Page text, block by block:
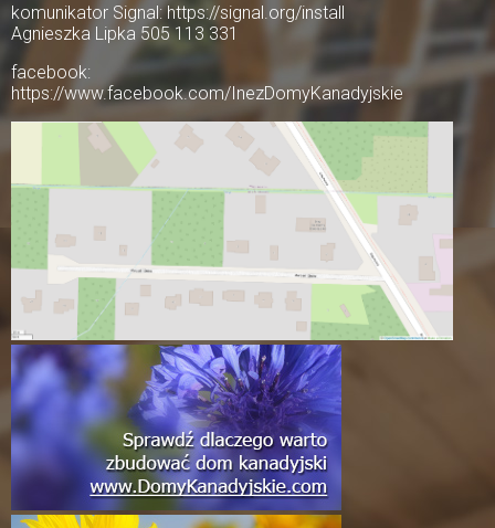
komunikator Signal: https://signal.org/install
Agnieszka Lipka 505 113 331
facebook:
https://www.facebook.com/InezDomyKanadyjskie